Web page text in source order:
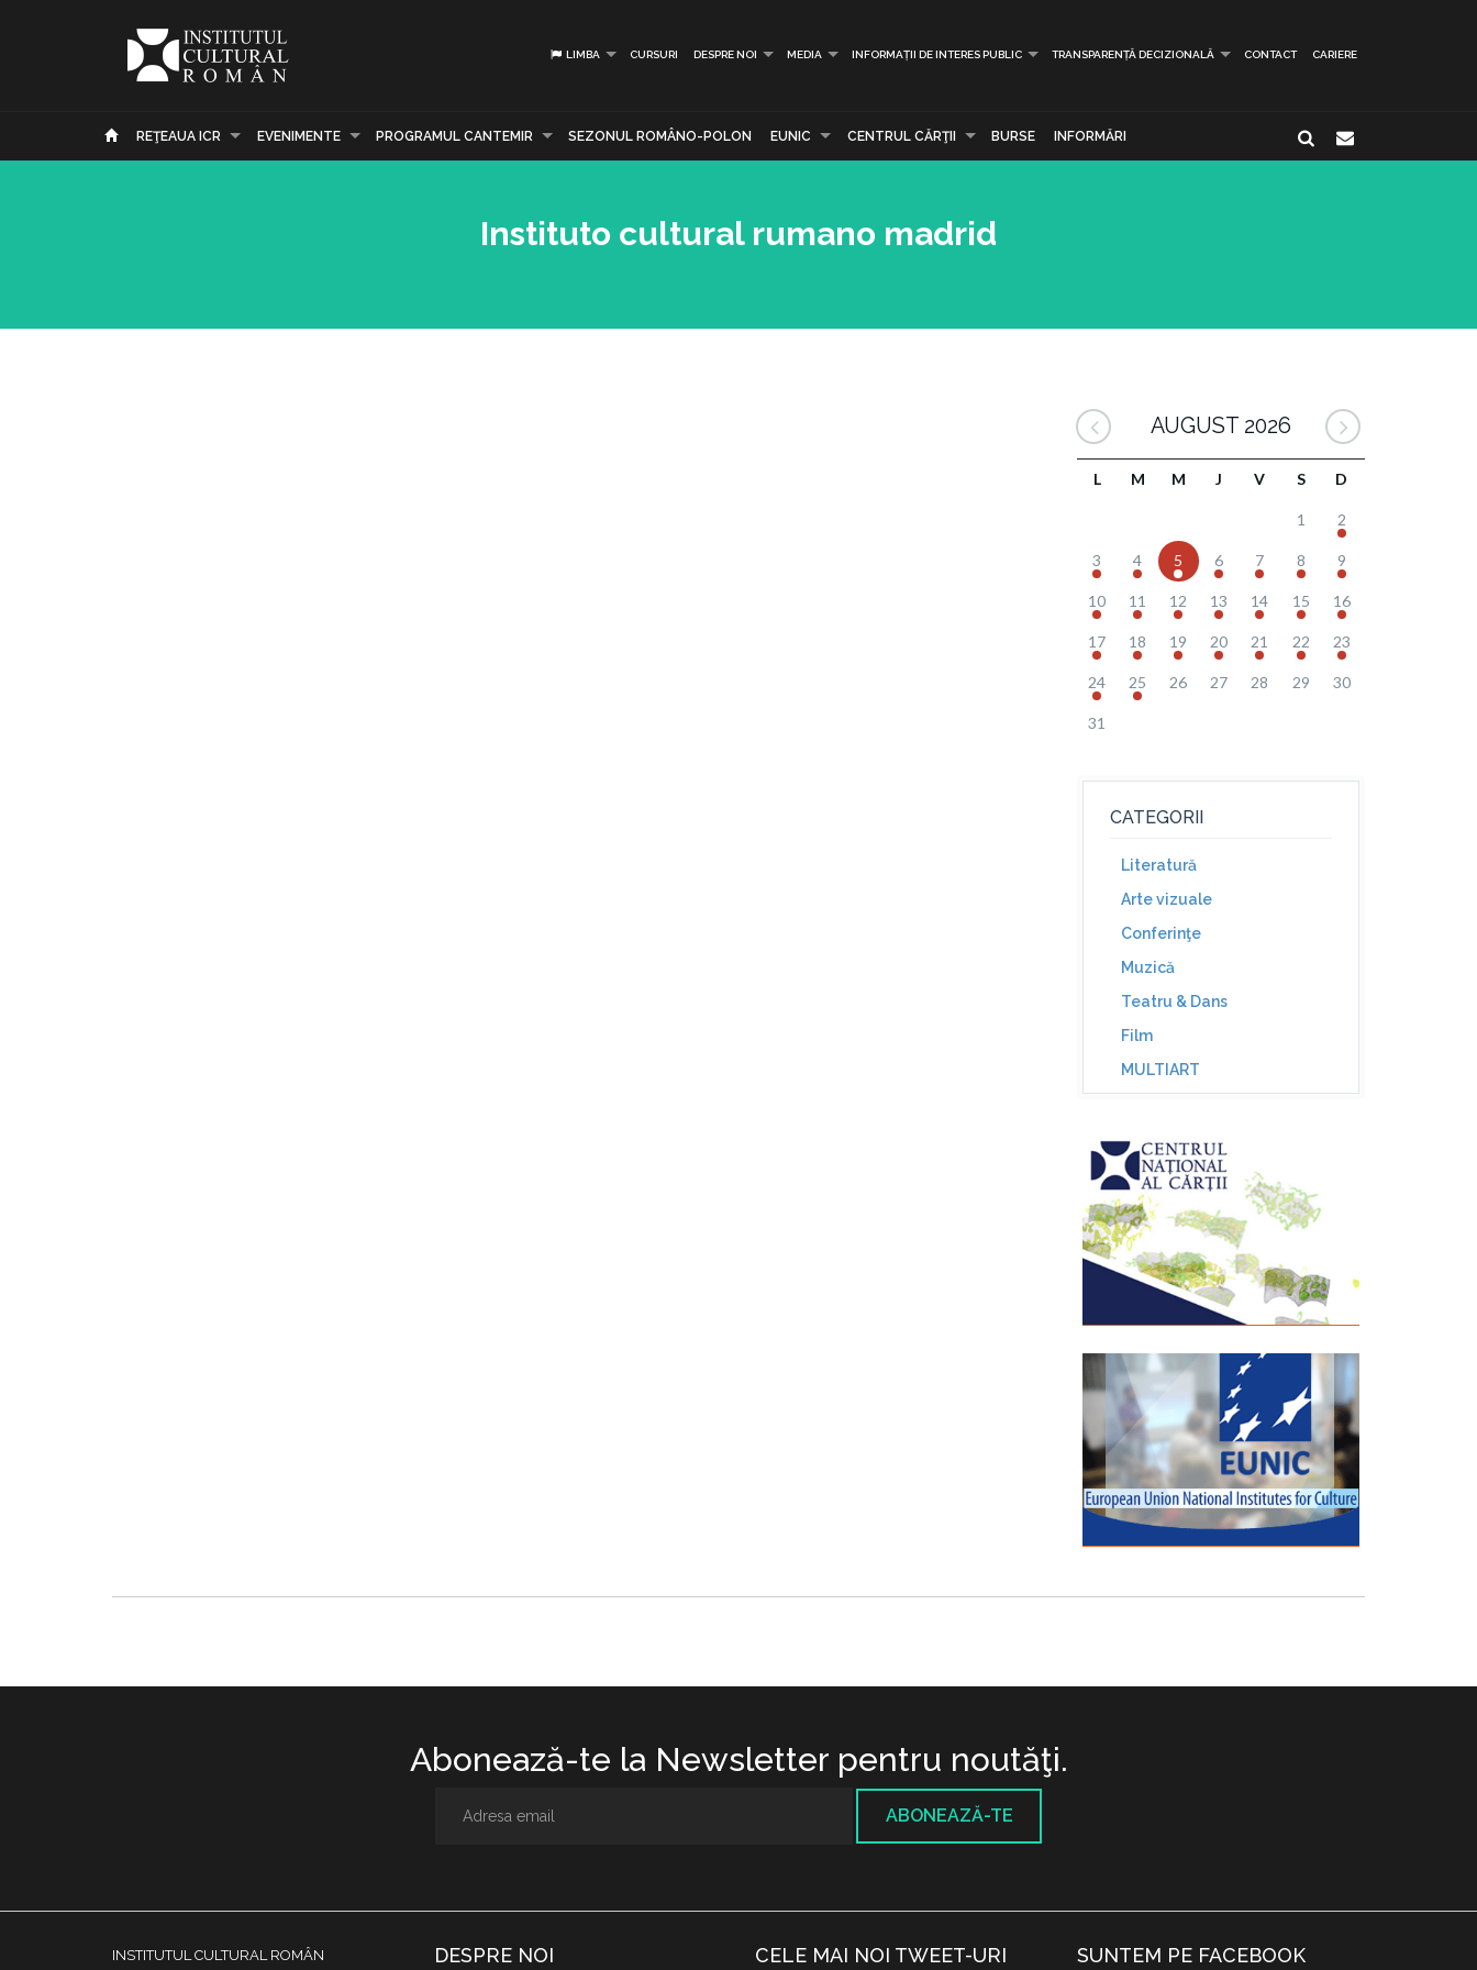
LIMBA CURSURI DESPRE NOI MEDIA INFORMAȚII DE INTERES PUBLIC TRANSPARENȚĂ DECIZIONALĂ CONTACT CARIERE
REŢEAUA ICR EVENIMENTE PROGRAMUL CANTEMIR SEZONUL ROMÂNO-POLON EUNIC CENTRUL CĂRŢII BURSE INFORMĂRI
Instituto cultural rumano madrid
AUGUST 2026
L M M J V S D
1 2
3 4 5 6 7 8 9
10 11 12 13 14 15 16
17 18 19 20 21 22 23
24 25 26 27 28 29 30
31
CATEGORII
Literatură
Arte vizuale
Conferinţe
Muzică
Teatru & Dans
Film
MULTIART
Abonează-te la Newsletter pentru noutăţi.
ABONEAZĂ-TE
INSTITUTUL CULTURAL ROMÂN
DESPRE NOI CELE MAI NOI TWEET-URI SUNTEM PE FACEBOOK